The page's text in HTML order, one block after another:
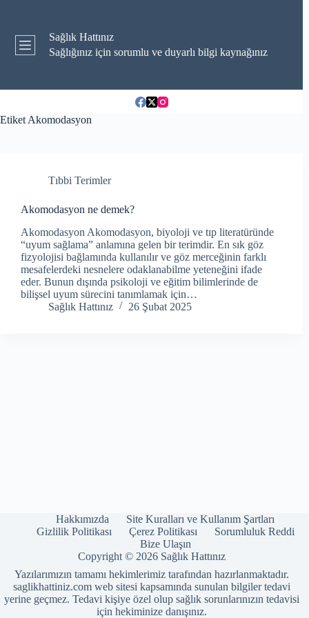
Sağlık Hattınız
Sağlığınız için sorumlu ve duyarlı bilgi kaynağınız
Etiket Akomodasyon
Tıbbi Terimler
Akomodasyon ne demek?
Akomodasyon Akomodasyon, biyoloji ve tıp literatüründe
“uyum sağlama” anlamına gelen bir terimdir. En sık göz
fizyolojisi bağlamında kullanılır ve göz merceğinin farklı
mesafelerdeki nesnelere odaklanabilme yeteneğini ifade
eder. Bunun dışında psikoloji ve eğitim bilimlerinde de
bilişsel uyum sürecini tanımlamak için…
Sağlık Hattınız
26 Şubat 2025
Hakkımızda
Site Kuralları ve Kullanım Şartları
Gizlilik Politikası
Çerez Politikası
Sorumluluk Reddi
Bize Ulaşın
Copyright © 2026 Sağlık Hattınız
Yazılarımızın tamamı hekimlerimiz tarafından hazırlanmaktadır.
saglikhattiniz.com web sitesi kapsamında sunulan bilgiler tedavi
yerine geçmez. Tedavi kişiye özel olup sağlık sorunlarınızın tedavisi
için hekiminize danışınız.